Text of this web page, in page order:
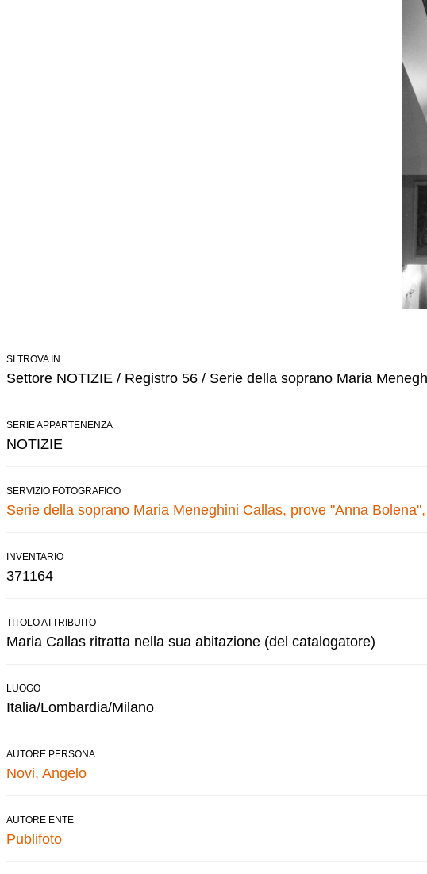
SI TROVA IN
Settore NOTIZIE / Registro 56 / Serie della soprano Maria
SERIE APPARTENENZA
NOTIZIE
SERVIZIO FOTOGRAFICO
Serie della soprano Maria Meneghini Callas, prove "Anna
INVENTARIO
371164
TITOLO ATTRIBUITO
Maria Callas ritratta nella sua abitazione (del catalogatore)
LUOGO
Italia/Lombardia/Milano
AUTORE PERSONA
Novi, Angelo
AUTORE ENTE
Publifoto